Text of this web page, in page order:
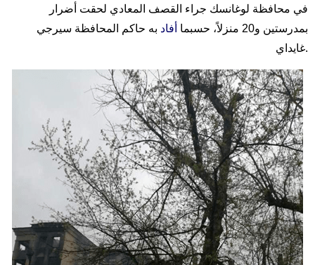
في محافظة لوغانسك جراء القصف المعادي لحقت أضرار
بمدرستين و20 منزلاً، حسبما
أفاد به حاكم المحافظة سيرجي
غايداي.